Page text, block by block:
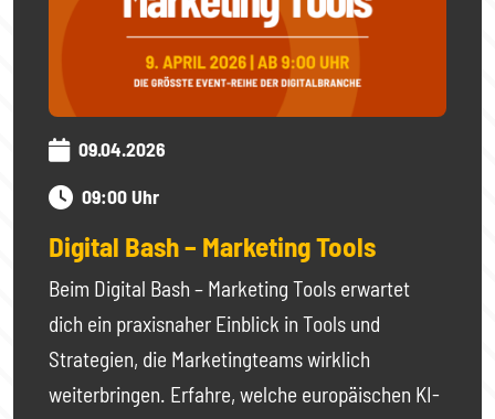
09.04.2026
09:00 Uhr
Digital Bash – Marketing Tools
Beim Digital Bash – Marketing Tools erwartet
dich ein praxisnaher Einblick in Tools und
Strategien, die Marketingteams wirklich
weiterbringen. Erfahre, welche europäischen KI-